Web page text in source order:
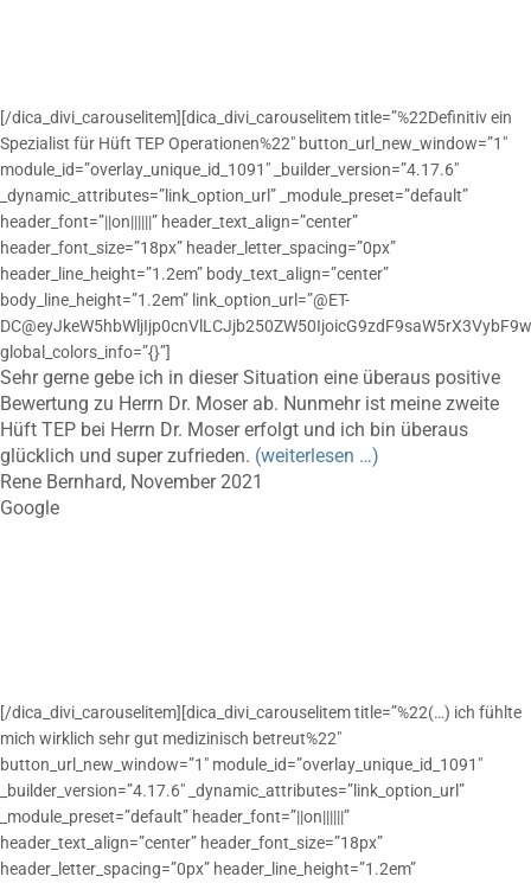
[/dica_divi_carouselitem][dica_divi_carouselitem title=”%22Definitiv ein
Spezialist für Hüft TEP Operationen%22″ button_url_new_window=”1″
module_id=”overlay_unique_id_1091″ _builder_version=”4.17.6″
_dynamic_attributes=”link_option_url” _module_preset=”default”
header_font=”||on||||||” header_text_align=”center”
header_font_size=”18px” header_letter_spacing=”0px”
header_line_height=”1.2em” body_text_align=”center”
body_line_height=”1.2em” link_option_url=”@ET-
global_colors_info=”{}”]
Sehr gerne gebe ich in dieser Situation eine überaus positive
Bewertung zu Herrn Dr. Moser ab. Nunmehr ist meine zweite
Hüft TEP bei Herrn Dr. Moser erfolgt und ich bin überaus
glücklich und super zufrieden. (weiterlesen …)
Rene Bernhard, November 2021
Google
[/dica_divi_carouselitem][dica_divi_carouselitem title=”%22(…) ich fühlte
mich wirklich sehr gut medizinisch betreut%22″
button_url_new_window=”1″ module_id=”overlay_unique_id_1091″
_builder_version=”4.17.6″ _dynamic_attributes=”link_option_url”
_module_preset=”default” header_font=”||on||||||”
header_text_align=”center” header_font_size=”18px”
header_letter_spacing=”0px” header_line_height=”1.2em”